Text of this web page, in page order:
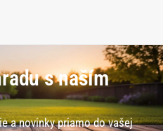
s naším
a novinky priamo do vašej